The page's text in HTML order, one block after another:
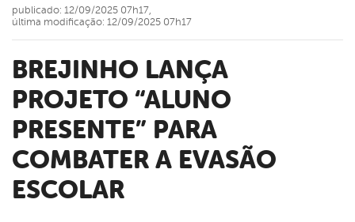
BREJINHO LANÇA
PROJETO “ALUNO
PRESENTE” PARA
COMBATER A EVASÃO
ESCOLAR
publicado: 12/09/2025 07h17,
última modificação: 12/09/2025 07h17